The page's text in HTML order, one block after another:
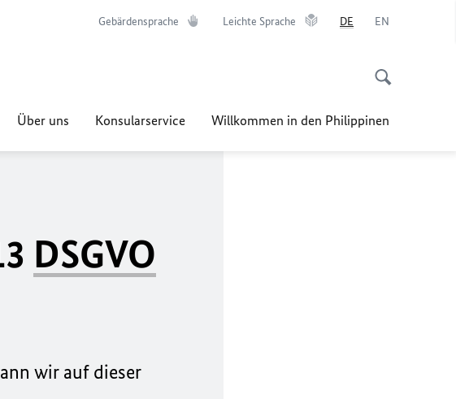
Gebärdensprache Leichte Sprache DE EN
Über uns Konsularservice Willkommen in den Philippinen
DSGVO
wir auf dieser